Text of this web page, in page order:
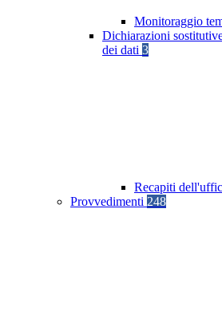
Monitoraggio
Dichiarazioni
dei dati 3
Recapiti
Provvedimenti 248